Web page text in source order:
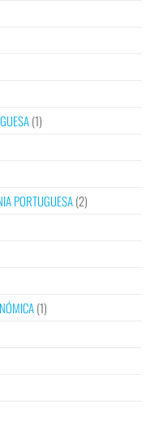
(1)
PORTUGUESA(2)
(1)